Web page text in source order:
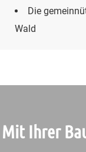
Die
Wald
Mit Ihrer